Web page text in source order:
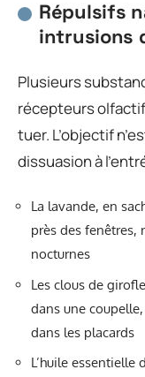
Répulsifs
intrusions
Plusieurs
récepteurs
tuer. L’objectif
dissuasion à
La lavande, en
près des fenêtres,
nocturnes
Les clous de
dans une
dans les placards
L’huile